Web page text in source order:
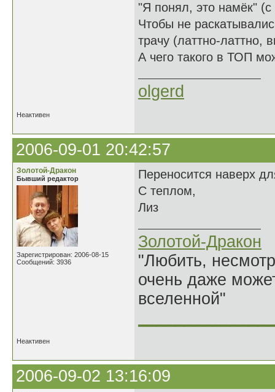
"Я понял, это намёк"
Чтобы не
трачу (латтно-латтно,
А чего такого в ТОП
olgerd
Неактивен
2006-09-01 20:42:57
Золотой-Дракон
Бывший редактор
Зарегистрирован: 2006-08-15
Сообщений: 3936
Переносится наверх
С теплом,
Лиз
Золотой-Дракон
"Любить,
очень даже
вселенной"
Неактивен
2006-09-02 13:16:09